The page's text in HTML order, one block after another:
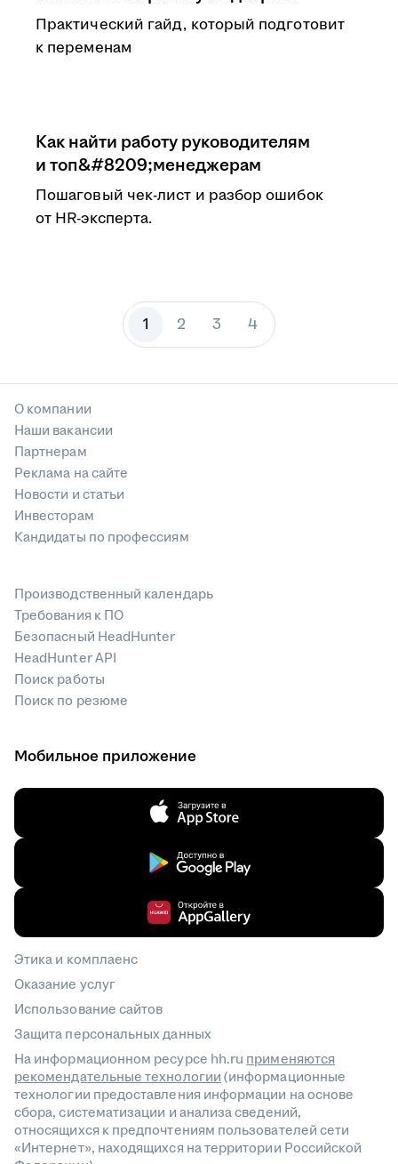
Практический гайд, который подготовит
к переменам
Как найти работу руководителям
и топ&#8209;менеджерам
Пошаговый чек-лист и разбор ошибок
от HR-эксперта.
1 2 3 4
О компании
Наши вакансии
Партнерам
Реклама на сайте
Новости и статьи
Инвесторам
Кандидаты по профессиям
Производственный календарь
Требования к ПО
Безопасный HeadHunter
HeadHunter API
Поиск работы
Поиск по резюме
Мобильное приложение
Этика и комплаенс
Оказание услуг
Использование сайтов
Защита персональных данных
На информационном ресурсе hh.ru применяются
рекомендательные технологии(информационные
технологии предоставления информации на основе
сбора, систематизации и анализа сведений,
относящихся к предпочтениям пользователей сети
«Интернет», находящихся на территории Российской